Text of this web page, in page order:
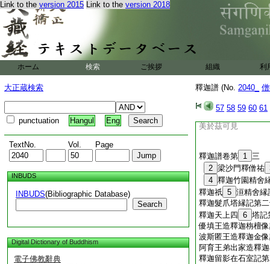
Link to the version 2015 Link to the version 2018
ホーム 検索 ご挨拶 組織 利
大正蔵検索
punctuation Hangul Eng
TextNo. Vol. Page
INBUDS
INBUDS(Bibliographic Database)
Search
Digital Dictionary of Buddhism
電子佛教辭典
釋迦譜 (No. 2040_
57 58 59 60 61
出家。尚有難陀。
復出家。餘情所寄
大計永爲斷絶。子
丘輒度他子。願佛
制。父母不聽不得
羅睺羅出家縁。與
於爾時對情不同故
盛雲布赤澤。雖法
棄榮欲以從道。羅
美於茲可見
釋迦譜卷第 1 三
2 梁沙門釋僧祐
4 釋迦竹園精舍
釋迦祇 5 洹精舍縁
釋迦髮爪塔縁記第
釋迦天上四 6 塔記
優填王造釋迦栴檀
波斯匿王造釋迦金
阿育王弟出家造釋
釋迦留影在石室記